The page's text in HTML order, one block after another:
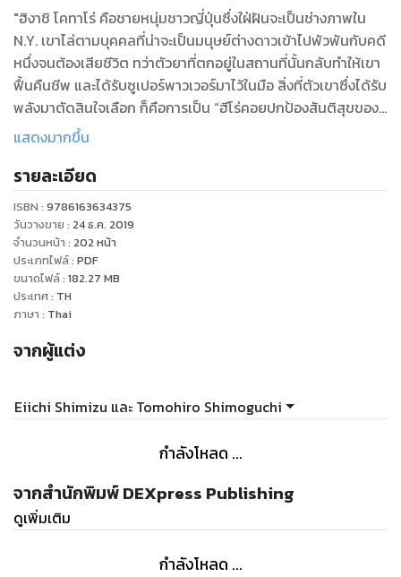
"ฮิงาชิ โคทาโร่ คือชายหนุ่มชาวญี่ปุ่นซึ่งใฝ่ฝันจะเป็นช่างภาพใน
N.Y. เขาไล่ตามบุคคลที่น่าจะเป็นมนุษย์ต่างดาวเข้าไปพัวพันกับคดี
หนึ่งจนต้องเสียชีวิต ทว่าตัวยาที่ตกอยู่ในสถานที่นั้นกลับทำให้เขา
ฟื้นคืนชีพ และได้รับซูเปอร์พาวเวอร์มาไว้ในมือ สิ่งที่ตัวเขาซึ่งได้รับ
พลังมาตัดสินใจเลือก ก็คือการเป็น “ฮีโร่คอยปกป้องสันติสุขของ
เมือง”
แสดงมากขึ้น
รายละเอียด
ISBN : 9786163634375
วันวางขาย : 24 ธ.ค. 2019
จำนวนหน้า : 202 หน้า
ประเภทไฟล์: PDF
ขนาดไฟล์: 182.27 MB
ประเทศ: TH
ภาษา : Thai
จากผู้แต่ง
Eiichi Shimizu และ Tomohiro Shimoguchi
กำลังโหลด ...
จากสำนักพิมพ์ DEXpress Publishing
ดูเพิ่มเติม
กำลังโหลด ...